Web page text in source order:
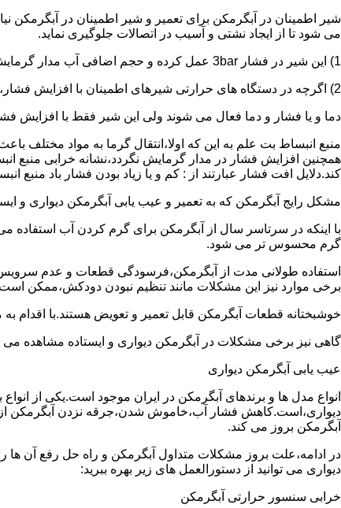
شیر اطمینان در آبگرمکن برای تعمیر و شیر اطمینان در آبگرمکن
می شود تا از ایجاد نشتی و آسیب در اتصالات جلوگیری نماید.
1) این شیر در فشار 3bar عمل کرده و حجم اضافی آب مدار گرمایش را تخلیه می کند.
2) اگرچه در دستگاه های حرارتی شیرهای اطمینان با افزایش فشار،
دما و یا فشار و دما فعال می شوند ولی این شیر فقط با افزایش
منبع انبساط بت علم به این که اولا،انتقال گرما به مواد مختلف
همچنین افزایش فشار در مدار گرمایش نگردد،نشانه خرابی منبع
کند.دلایل افت فشار عبارتند از : کم و یا زیاد بودن فشار باد منبع
مشکل رایج آبگرمکن که به تعمیر و عیب یابی آبگرمکن دیواری و
با اینکه در سرتاسر سال از آبگرمکن برای گرم کردن آب استفاده
گرم محسوس تر می شود.
استفاده طولانی مدت از آبگرمکن،فرسودگی قطعات و عدم
برخی موارد نیز این مشکلات مانند تنظیم نبودن دودکش،ممکن
خوشبختانه قطعات آبگرمکن قابل تعمیر و تعویض هستند.با اقدام
گاهی نیز برخی مشکلات در آبگرمکن دیواری و ایستاده مشاهده
عیب یابی آبگرمکن دیواری
انواع مدل ها و برندهای آبگرمکن در ایران موجود است.یکی از
دیواری،است.کاهش فشار آب،خاموش شدن،جرقه نزدن آبگرمکن
آبگرمکن بروز می کند.
در ادامه،علت بروز مشکلات متداول آبگرمکن و راه حل رفع آن ها
دیواری می توانید از دستورالعمل های زیر بهره ببرید:
خرابی سنسور حرارتی آبگرمکن